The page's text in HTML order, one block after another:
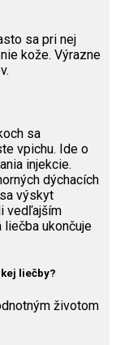
sa pri nej
kože. Výrazne
sa
vpichu. Ide o
injekcie.
dýchacích
výskyt
vedľajším
ukončuje
liečby?
životom